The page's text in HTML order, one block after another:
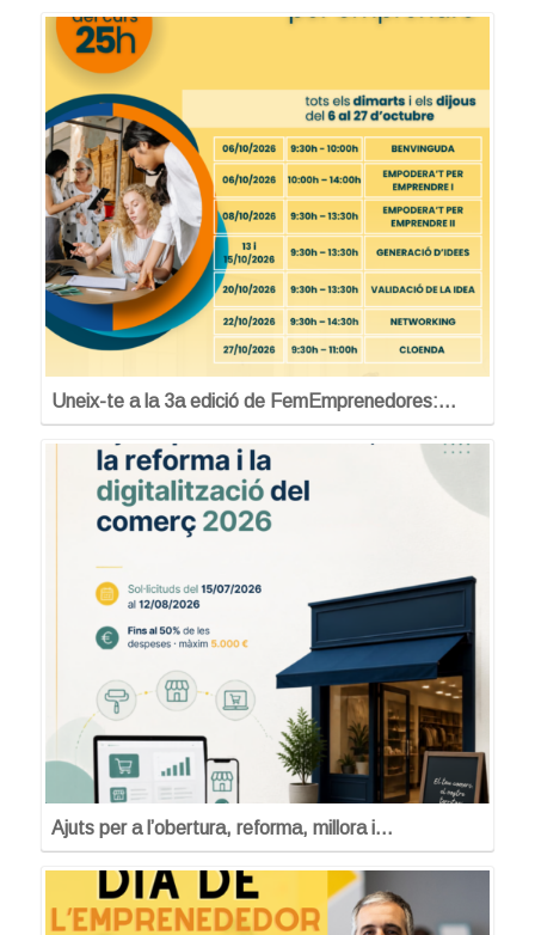
Uneix-te a la 3a edició de FemEmprenedores:…
Ajuts per a l’obertura, reforma, millora i…